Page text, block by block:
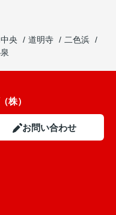
央 道明寺
二色浜
株）
お問い合わせ